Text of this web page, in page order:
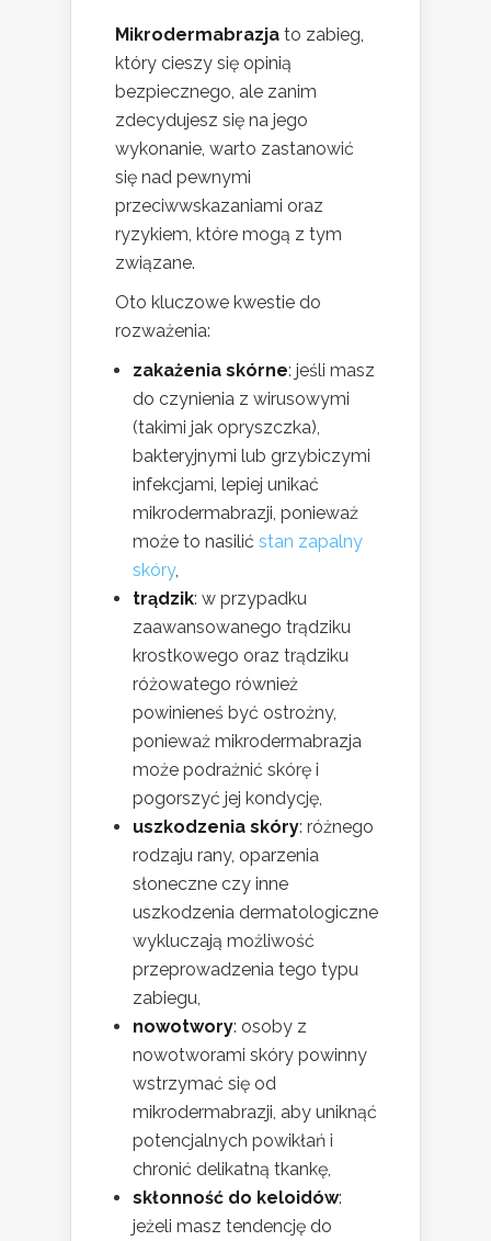
Mikrodermabrazja to zabieg,
który cieszy się opinią
bezpiecznego, ale zanim
zdecydujesz się na jego
wykonanie, warto zastanowić
się nad pewnymi
przeciwwskazaniami oraz
ryzykiem, które mogą z tym
związane.
Oto kluczowe kwestie do
rozważenia:
zakażenia skórne: jeśli masz
do czynienia z wirusowymi
(takimi jak opryszczka),
bakteryjnymi lub grzybiczymi
infekcjami, lepiej unikać
mikrodermabrazji, ponieważ
może to nasilić stan zapalny
skóry,
trądzik: w przypadku
zaawansowanego trądziku
krostkowego oraz trądziku
różowatego również
powinieneś być ostrożny,
ponieważ mikrodermabrazja
może podrażnić skórę i
pogorszyć jej kondycję,
uszkodzenia skóry: różnego
rodzaju rany, oparzenia
słoneczne czy inne
uszkodzenia dermatologiczne
wykluczają możliwość
przeprowadzenia tego typu
zabiegu,
nowotwory: osoby z
nowotworami skóry powinny
wstrzymać się od
mikrodermabrazji, aby uniknąć
potencjalnych powikłań i
chronić delikatną tkankę,
skłonność do keloidów:
jeżeli masz tendencję do